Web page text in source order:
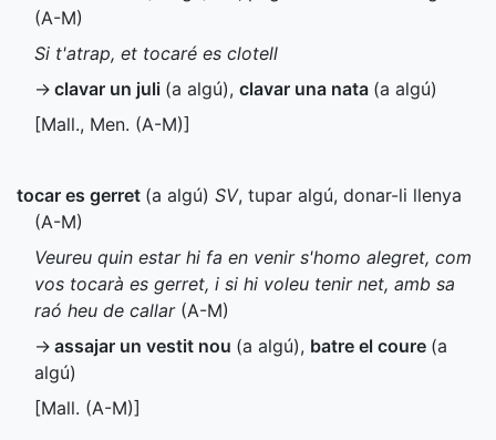
(A-M)
Si t'atrap, et tocaré es clotell
→ clavar un juli (a algú), clavar una nata (a algú)
[Mall., Men. (A-M)]
tocar es gerret (a algú) SV, tupar algú, donar-li llenya
(A-M)
Veureu quin estar hi fa en venir s'homo alegret, com
vos tocarà es gerret, i si hi voleu tenir net, amb sa
raó heu de callar(A-M)
→ assajar un vestit nou (a algú), batre el coure (a
algú)
[Mall. (A-M)]